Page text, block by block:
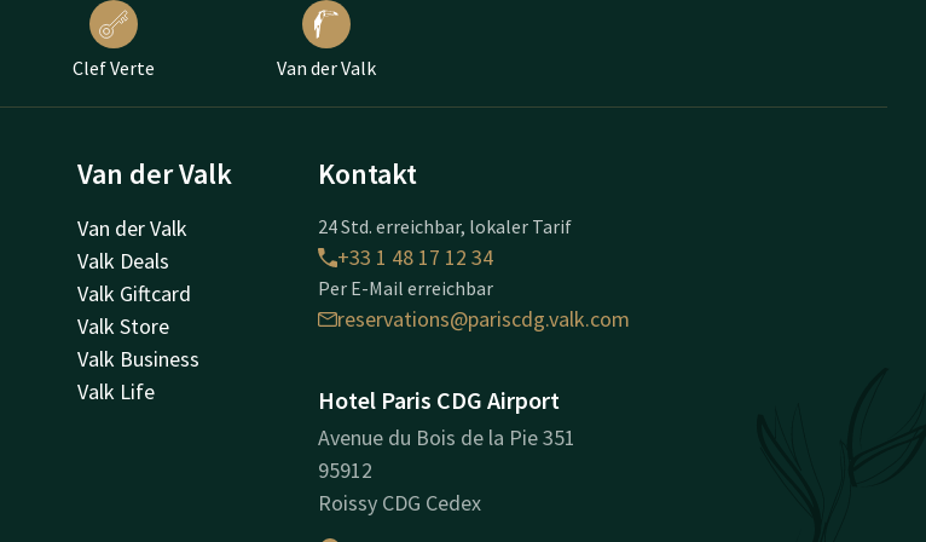
Clef Verte Van der Valk
Van der Valk
Van der Valk
Valk Deals
Valk Giftcard
Valk Store
Valk Business
Valk Life
Kontakt
24 Std. erreichbar, lokaler Tarif
+33 1 48 17 12 34
Per E-Mail erreichbar
reservations@pariscdg.valk.com
Hotel Paris CDG Airport
Avenue du Bois de la Pie 351
95912
Roissy CDG Cedex